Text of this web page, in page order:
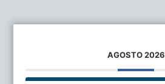
AGOSTO 2026